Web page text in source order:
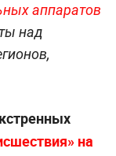
аппаратов
над
на